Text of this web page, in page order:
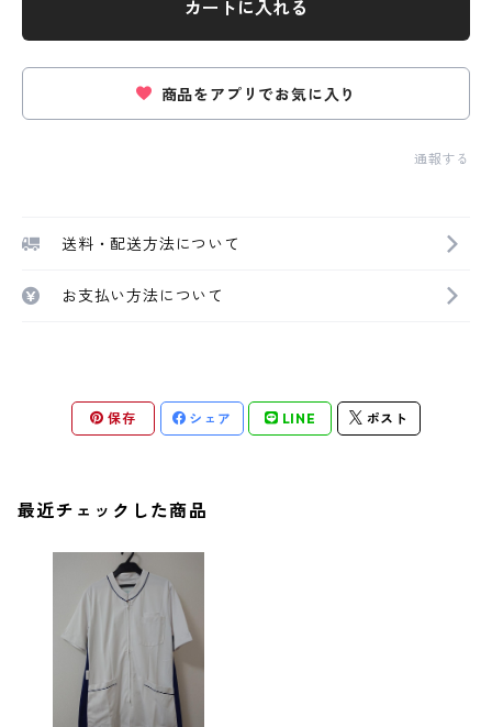
カートに入れる
商品をアプリでお気に入り
通報する
送料・配送方法について
お支払い方法について
保存 シェア LINE ポスト
最近チェックした商品